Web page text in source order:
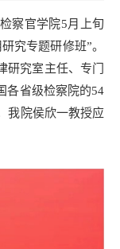
察官学院5月上旬
究专题研修班”。
究室主任、专门
各省级检察院的54
我院侯欣一教授应